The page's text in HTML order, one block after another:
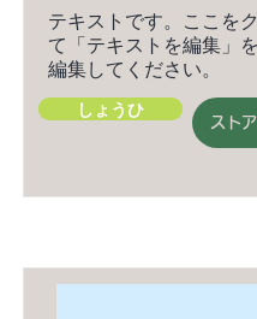
テキストです。ここを
て「テキストを編集」
編集してください。
しょうひ
スト